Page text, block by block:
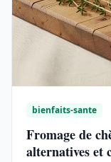
bienfaits-sante
Fromage de
alternatives et